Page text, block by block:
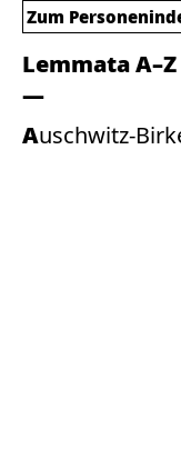
Lemmata A–Z
Auschwitz-
Zum